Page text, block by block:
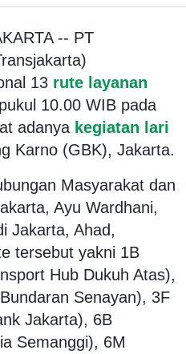
-- PT
13 rute layanan
10.00 WIB pada
adanya kegiatan lari
Karno (GBK), Jakarta.
Masyarakat dan
Ayu Wardhani,
Jakarta, Ahad,
tersebut yakni 1B
Hub Dukuh Atas),
Senayan), 3F
Jakarta), 6B
Semanggi), 6M